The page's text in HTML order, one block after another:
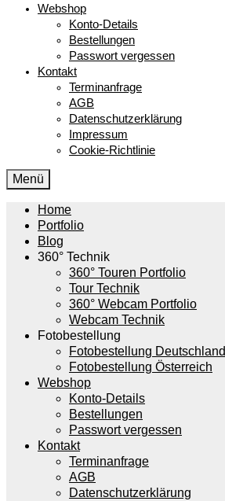
Webshop
Konto-Details
Bestellungen
Passwort vergessen
Kontakt
Terminanfrage
AGB
Datenschutzerklärung
Impressum
Cookie-Richtlinie
Menü
Home
Portfolio
Blog
360° Technik
360° Touren Portfolio
Tour Technik
360° Webcam Portfolio
Webcam Technik
Fotobestellung
Fotobestellung Deutschland
Fotobestellung Österreich
Webshop
Konto-Details
Bestellungen
Passwort vergessen
Kontakt
Terminanfrage
AGB
Datenschutzerklärung